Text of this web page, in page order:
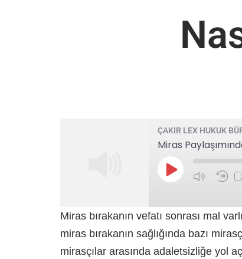
ÇAKIR LEX HUKUK
Miras bırakanın vefatı sonrası mal
miras bırakanın sağlığında bazı
mirasçılar arasında adaletsizliğe yol